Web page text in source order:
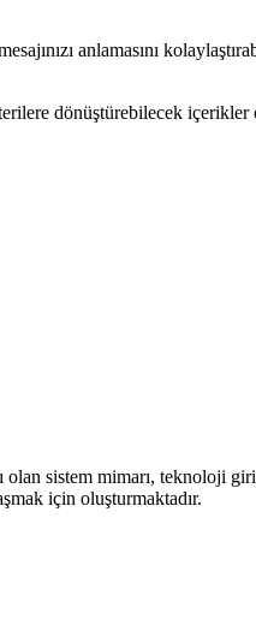
anlamasını
dönüştürebilecek içerikler
sistem mimarı, teknoloji
için oluşturmaktadır.